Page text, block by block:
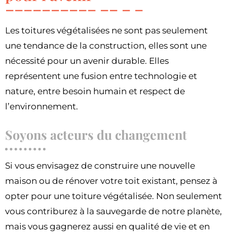
Les toitures végétalisées ne sont pas seulement
une tendance de la construction, elles sont une
nécessité pour un avenir durable. Elles
représentent une fusion entre technologie et
nature, entre besoin humain et respect de
l’environnement.
Soyons acteurs du changement
Si vous envisagez de construire une nouvelle
maison ou de rénover votre toit existant, pensez à
opter pour une toiture végétalisée. Non seulement
vous contriburez à la sauvegarde de notre planète,
mais vous gagnerez aussi en qualité de vie et en